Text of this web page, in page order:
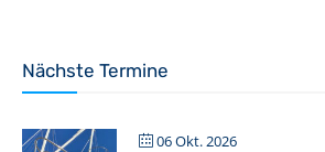
Nächste Termine
06 Okt. 2026